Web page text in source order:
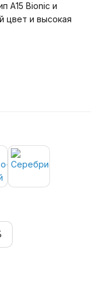
A15 Bionic и
цвет и высокая